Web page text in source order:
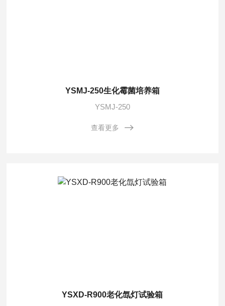
YSMJ-250生化霉菌培养箱
YSMJ-250
查看更多
YSXD-R900老化氙灯试验箱